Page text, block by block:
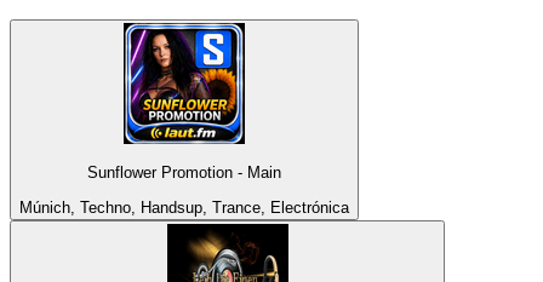
Sunflower Promotion - Main
Múnich, Techno, Handsup, Trance, Electrónica